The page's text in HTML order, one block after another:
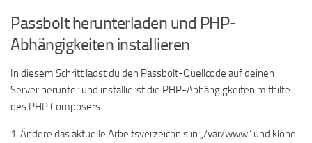
Passbolt herunterladen und PHP-
Abhängigkeiten installieren
In diesem Schritt lädst du den Passbolt-Quellcode auf deinen
Server herunter und installierst die PHP-Abhängigkeiten mithilfe
des PHP Composers.
1. Ändere das aktuelle Arbeitsverzeichnis in „/var/www“ und klone